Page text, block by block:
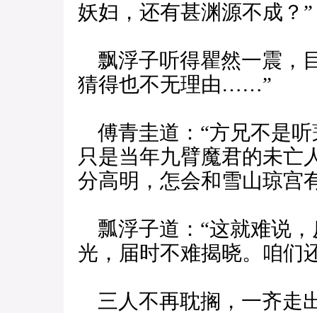
妖妇，还有甚渊源不成？”
飘浮子听得瞿然一震，
猜得也不无理由……”
傅青圭道：“方兄不是
只是当年九臂魔君的未亡
分高明，怎会和雪山琼宫
瓢浮子道：“这就难说
光，届时不难揭晓。咱们
三人不再耽搁，一齐走